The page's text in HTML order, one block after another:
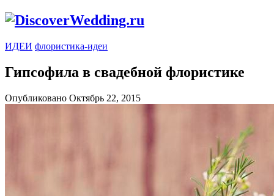
ИДЕИ флористика-идеи
Гипсофила в свадебной флористике
Опубликовано Октябрь 22, 2015